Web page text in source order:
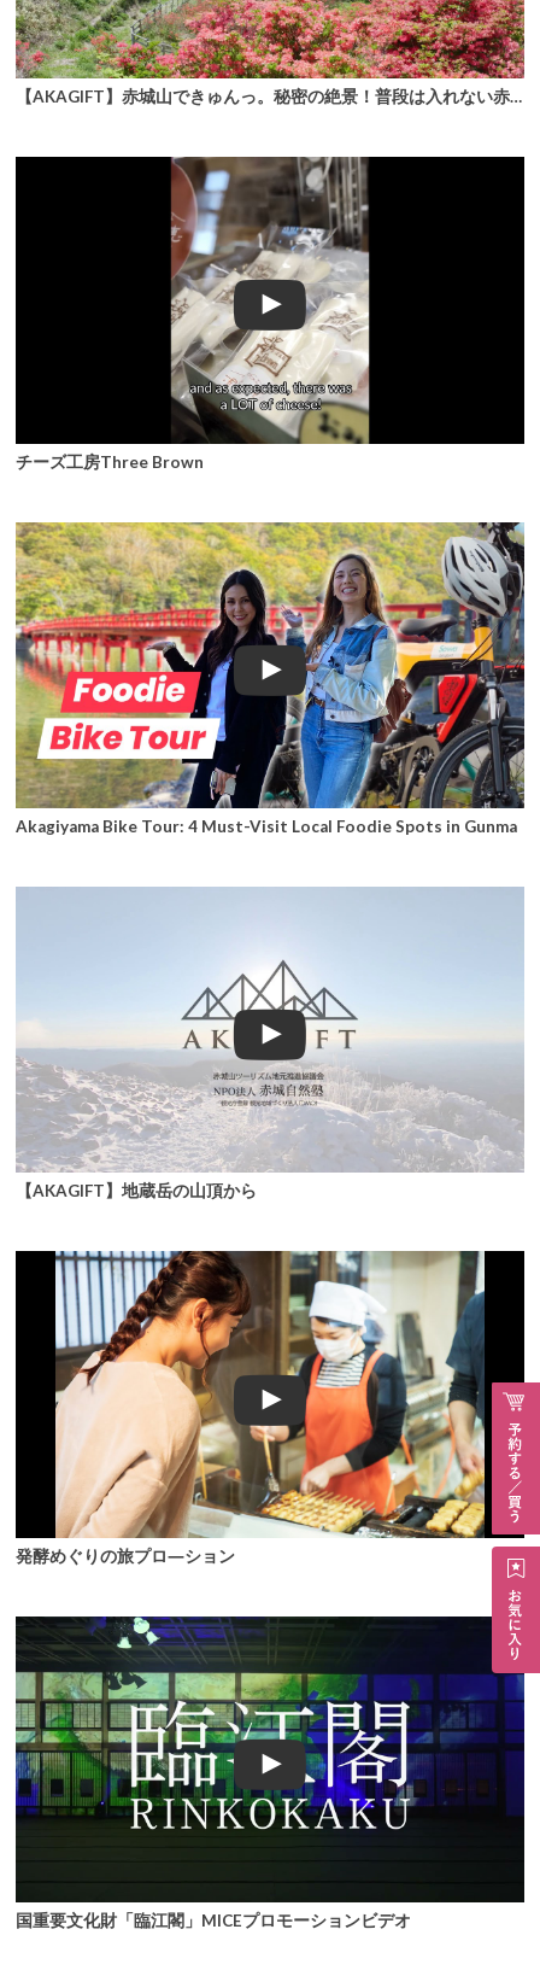
【AKAGIFT】赤城山できゅんっ。秘密の絶景！普段は入れない赤城白樺牧場
チーズ工房Three Brown
Akagiyama Bike Tour: 4 Must-Visit Local Foodie Spots in Gunma
【AKAGIFT】地蔵岳の山頂から
発酵めぐりの旅プロ―ション
国重要文化財「臨江閣」MICEプロモーションビデオ